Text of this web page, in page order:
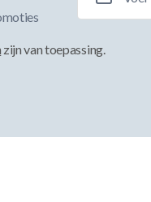
zijn van toepassing.